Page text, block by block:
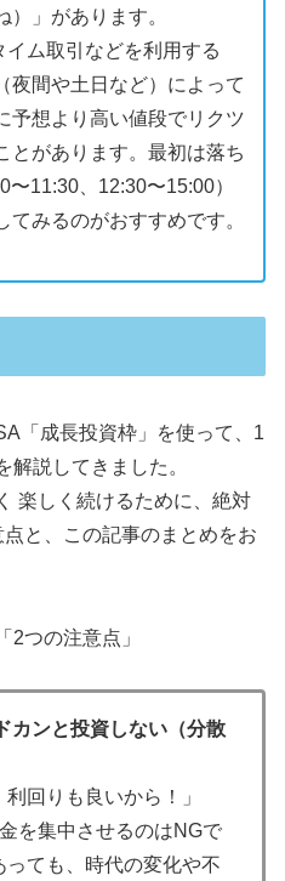
）」があります。
イム取引などを利用する
夜間や土日など）によって
予想より高い値段でリクツ
とがあります。最初は落ち
11:30、12:30〜15:00）
みるのがおすすめです。
「成長投資枠」を使って、1
解説してきました。
楽しく続けるために、絶対
と、この記事のまとめをお
2つの注意点」
ンと投資しない（分散
回りも良いから！」
を集中させるのはNGで
ても、時代の変化や不